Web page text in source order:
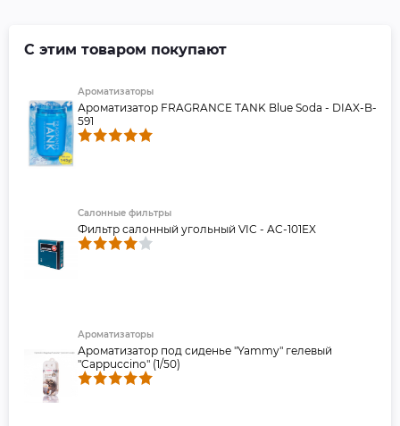
С этим товаром покупают
Ароматизаторы
Ароматизатор FRAGRANCE TANK Blue Soda - DIAX-B-
591
Салонные фильтры
Фильтр салонный угольный VIC - AC-101EX
Ароматизаторы
Ароматизатор под сиденье "Yammy" гелевый
"Cappuccino" (1/50)